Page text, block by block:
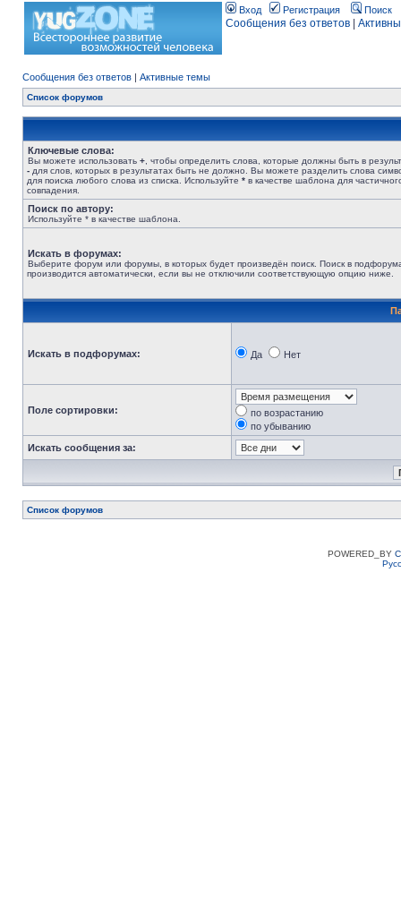
Вход Регистрация Поиск
Сообщения без ответов
Сообщения без ответов | Активные темы
Список форумов
Ключевые слова:
Вы можете использовать + , чтобы определить слова, которые должны быть в
- для слов, которых в результатах быть не должно. Вы можете разделить слова
для поиска любого слова из списка. Используйте * в качестве шаблона для
совпадения.
Поиск по автору:
Используйте * в качестве шаблона.
Искать в форумах:
Выберите форум или форумы, в которых будет произведён поиск. Поиск в
производится автоматически, если вы не отключили соответствующую опцию ниже.
Искать в подфорумах: Да Нет
Поле сортировки:
по возрастанию
по убыванию
Искать сообщения за:
Список форумов
POWERED_BY